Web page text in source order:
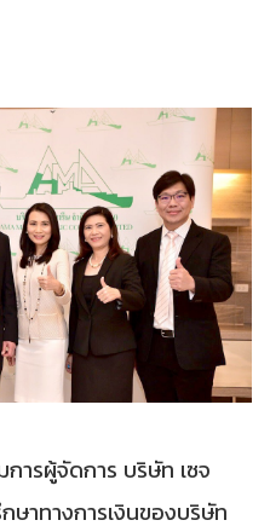
ยอมรับทั้งหมด
ารผู้จัดการ บริษัท เซจ
ษาทางการเงินของบริษัท